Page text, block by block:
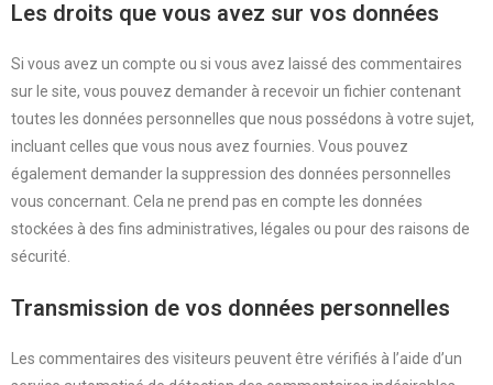
Les droits que vous avez sur vos données
Si vous avez un compte ou si vous avez laissé des commentaires
sur le site, vous pouvez demander à recevoir un fichier contenant
toutes les données personnelles que nous possédons à votre sujet,
incluant celles que vous nous avez fournies. Vous pouvez
également demander la suppression des données personnelles
vous concernant. Cela ne prend pas en compte les données
stockées à des fins administratives, légales ou pour des raisons de
sécurité.
Transmission de vos données personnelles
Les commentaires des visiteurs peuvent être vérifiés à l’aide d’un